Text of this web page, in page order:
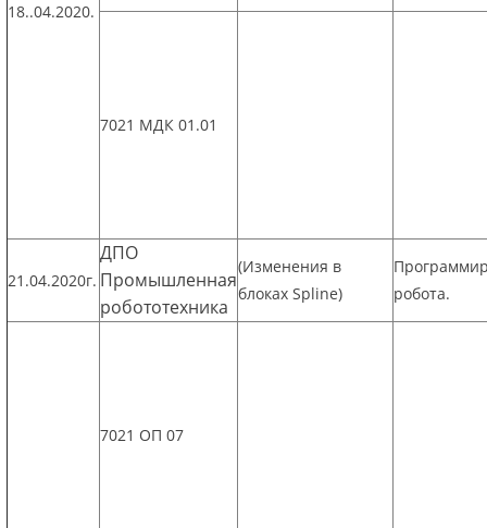
18..04.2020.
7021 МДК 01.01
21.04.2020г.
ДПО
Промышленная
робототехника
(Изменения в
блоках Spline)
робота.
7021 ОП 07